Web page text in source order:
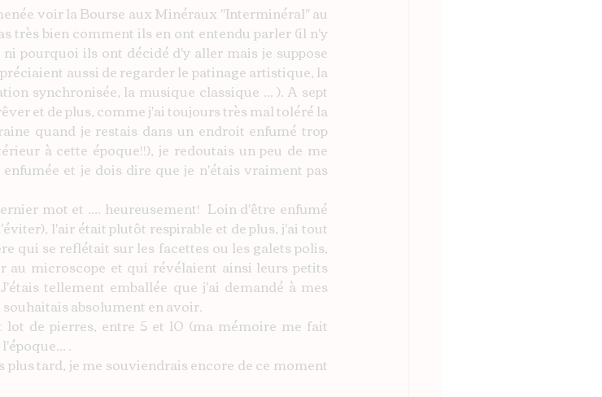
voir la Bourse aux Minéraux "Interminéral" au
très bien comment ils en ont entendu parler (il n'y
pourquoi ils ont décidé d'y aller mais je suppose
aussi de regarder le patinage artistique, la
synchronisée, la musique classique ... ). A sept
et de plus, comme j'ai toujours très mal toléré la
quand je restais dans un endroit enfumé trop
à cette époque!!), je redoutais un peu de me
et je dois dire que je n'étais vraiment pas
mot et .... heureusement!  Loin d'être enfumé
l'air était plutôt respirable et de plus, j'ai tout
qui se reflétait sur les facettes ou les galets polis,
au microscope et qui révélaient ainsi leurs petits
tellement emballée que j'ai demandé à mes
absolument en avoir.
de pierres, entre 5 et 10 (ma mémoire me fait
.
tard, je me souviendrais encore de ce moment